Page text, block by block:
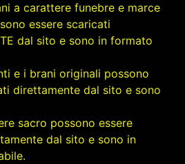
a carattere funebre e marce
essere scaricati
dal sito e sono in formato
e i brani originali possono
direttamente dal sito e sono
sacro possono essere
dal sito e sono in